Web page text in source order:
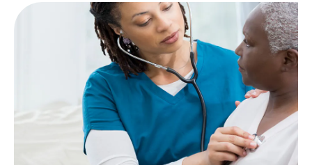
bébé ? Comment faire sortir les glaires ? Et
quand consulter en cas de toux grasse chez
le bébé ou le jeune enfant ?